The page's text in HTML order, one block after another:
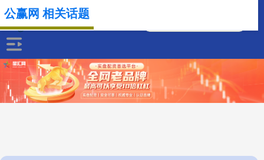
公赢网 相关话题